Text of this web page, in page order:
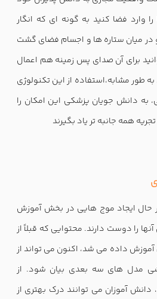
وارد فضا کنید به گونه ای که انگار
و در میان ستاره ها و اجسام فضای گشت
برای آن صدای پس زمینه هم اعمال
طور مشابه،استفاده از این تکنولوژی
به دانش جویان پزشکی این امکان را
همه جانبه تر یاد بگیرند
حال ایجاد موج هایی در بخش آموزش
را دوست دارند. محتوایی که قبلاً از
داده می شد، اکنون می تواند از
مدل های سه بعدی بیان شود. از
آموزان می توانند درک بهتری از